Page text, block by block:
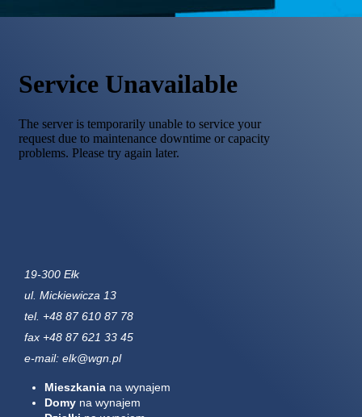
19-300 Ełk
ul. Mickiewicza 13
tel. +48 87 610 87 78
fax +48 87 621 33 45
e-mail: elk@wgn.pl
Mieszkania na wynajem
Domy na wynajem